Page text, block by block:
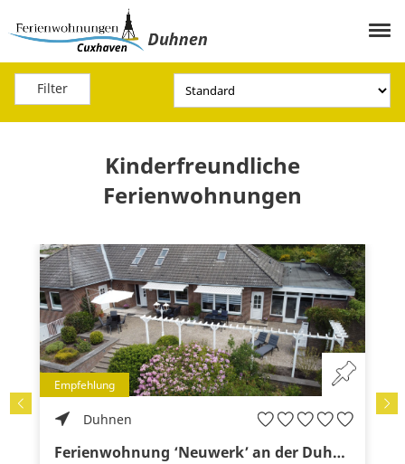
Filter
Kinderfreundliche
Ferienwohnungen
Duhnen
Empfehlung
Ferienwohnung ‘Neuwerk’ an der Duhner Spitze, keine 200m vom Sandstrand